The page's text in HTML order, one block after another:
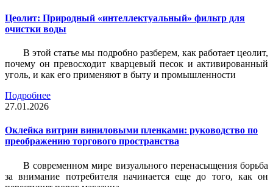
Цеолит: Природный «интеллектуальный» фильтр для
очистки воды
В этой статье мы подробно разберем, как работает цеолит,
почему он превосходит кварцевый песок и активированный
уголь, и как его применяют в быту и промышленности
Подробнее
27.01.2026
Оклейка витрин виниловыми пленками: руководство по
преображению торгового пространства
В современном мире визуального перенасыщения борьба
за внимание потребителя начинается еще до того, как он